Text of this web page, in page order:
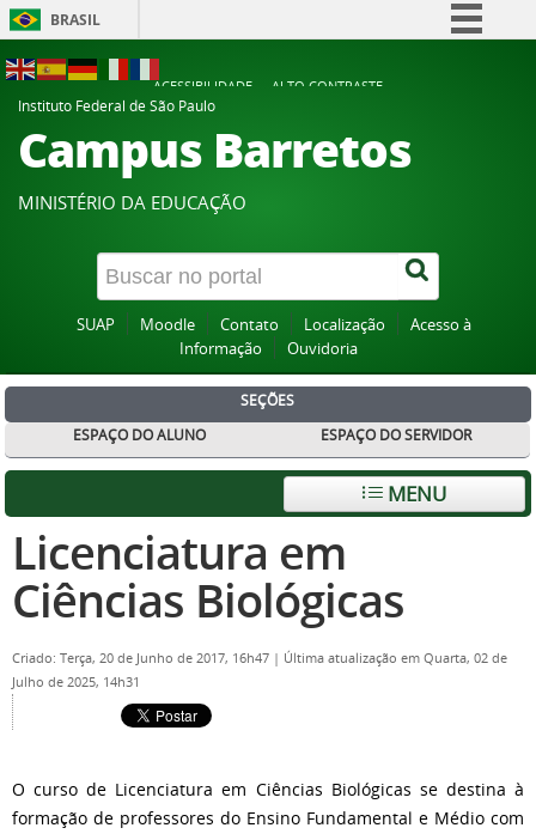
BRASIL
Participe
Acesso à informação
Canais
ACESSIBILIDADE
ALTO CONTRASTE
Instituto Federal de São Paulo
Campus Barretos
MINISTÉRIO DA EDUCAÇÃO
SUAP Moodle Contato Localização
Acesso à
Informação
Ouvidoria
SEÇÕES
ESPAÇO DO ALUNO
ESPAÇO DO SERVIDOR
MENU
Licenciatura em
Ciências Biológicas
Criado: Terça, 20 de Junho de 2017, 16h47 | Última atualização em Quarta, 02 de
Julho de 2025, 14h31
O curso de Licenciatura em Ciências Biológicas se destina à
formação de professores do Ensino Fundamental e Médio com